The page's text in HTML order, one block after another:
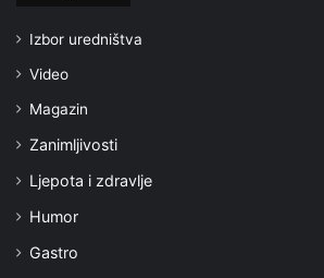
Izbor uredništva
Video
Magazin
Zanimljivosti
Ljepota i zdravlje
Humor
Gastro